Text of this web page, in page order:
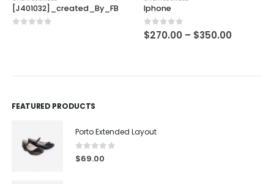
[J401032]_created_By_FB Iphone
0out of 5
$270.00 – $350.00
FEATURED PRODUCTS
Porto Extended Layout
0out of 5
$69.00